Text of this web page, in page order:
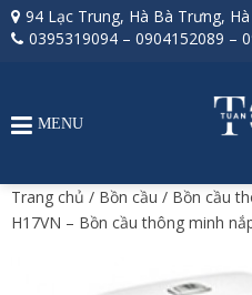
94 Lạc Trung, Hà Bà Trưng,
0395319094 – 0904152089 –
MENU
Trang chủ / Bồn cầu / Bồn cầu
H17VN – Bồn cầu thông minh